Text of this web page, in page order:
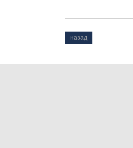
назад